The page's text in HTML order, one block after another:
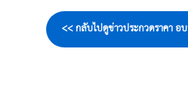
<< กลับไปดูข่าวประกวดราคา อ